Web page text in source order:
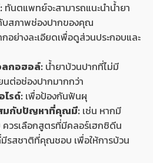
ทันตแพทย์จะสามารถแนะนำน้ำยา
บสภาพช่องปากของคุณ
อย่างละเอียดเพื่อดูส่วนประกอบและ
ลกอฮอล์: น้ำยาบ้วนปากที่ไม่มี
ต่อช่องปากมากกว่า
รด์: เพื่อป้องกันฟันผุ
สมกับปัญหาที่คุณมี: เช่น หากมี
วรเลือกสูตรที่มีคลอร์เฮกซิดีน
รสชาติที่คุณชอบ เพื่อให้การบ้วน